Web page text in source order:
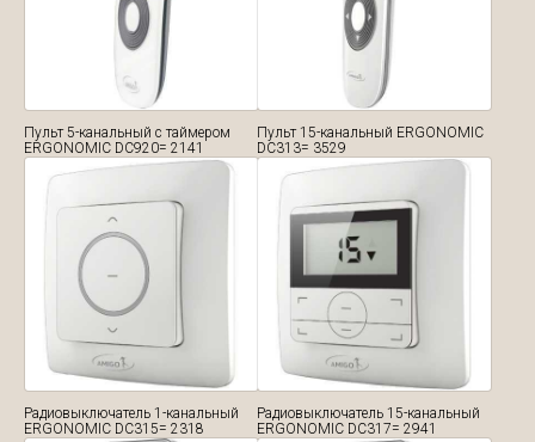
Пульт 5-канальный с таймером
ERGONOMIC DC920= 2141
Пульт 15-канальный ERGONOMIC
DC313= 3529
Радиовыключатель 1-канальный
ERGONOMIC DC315= 2318
Радиовыключатель 15-канальный
ERGONOMIC DC317= 2941